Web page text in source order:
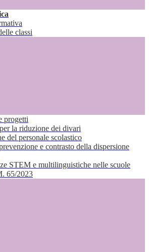
classi
progetti
la riduzione dei divari
del personale scolastico
e contrasto della dispersione
STEM e multilinguistiche nelle scuole
65/2023